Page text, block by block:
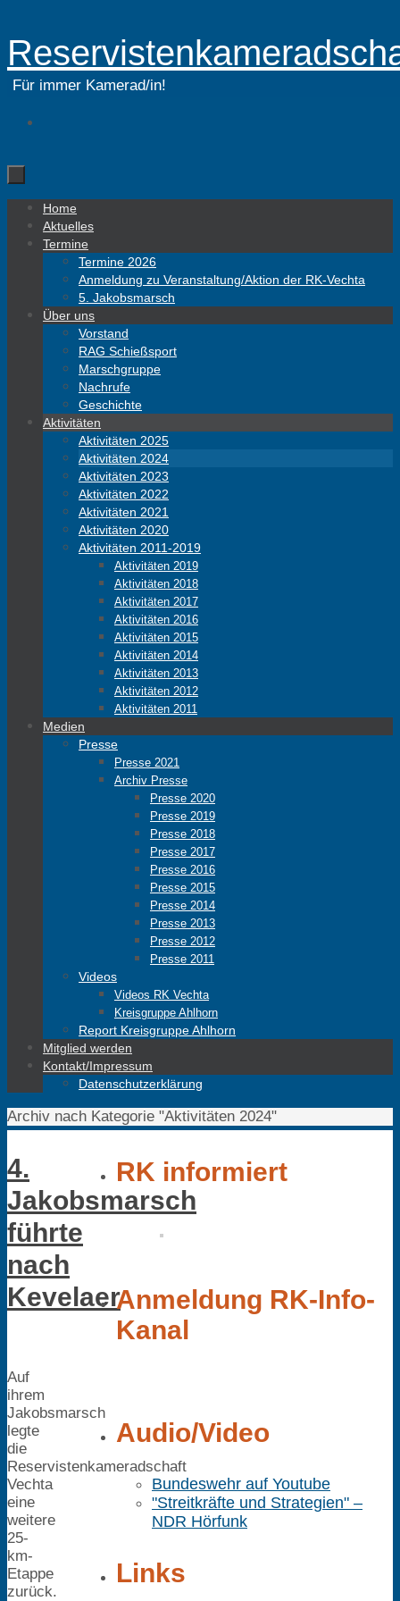
Zum
Inhalt
springen
Für immer Kamerad/in!
Zum
Inhalt
springen
Home
Aktuelles
Termine
Termine 2026
Anmeldung zu Veranstaltung/Aktion der RK-Vechta
5. Jakobsmarsch
Über uns
Vorstand
RAG Schießsport
Marschgruppe
Nachrufe
Geschichte
Aktivitäten
Aktivitäten 2025
Aktivitäten 2024
Aktivitäten 2023
Aktivitäten 2022
Aktivitäten 2021
Aktivitäten 2020
Aktivitäten 2011-2019
Aktivitäten 2019
Aktivitäten 2018
Aktivitäten 2017
Aktivitäten 2016
Aktivitäten 2015
Aktivitäten 2014
Aktivitäten 2013
Aktivitäten 2012
Aktivitäten 2011
Medien
Presse
Presse 2021
Archiv Presse
Presse 2020
Presse 2019
Presse 2018
Presse 2017
Presse 2016
Presse 2015
Presse 2014
Presse 2013
Presse 2012
Presse 2011
Videos
Videos RK Vechta
Kreisgruppe Ahlhorn
Report Kreisgruppe Ahlhorn
Mitglied werden
Kontakt/Impressum
Datenschutzerklärung
Start
Archiv nach Kategorie "Aktivitäten 2024"
4.
Jakobsmarsch
führte
nach
Kevelaer
Auf
ihrem
Jakobsmarsch
legte
die
Reservistenkameradschaft
Vechta
eine
weitere
25-
km-
Etappe
zurück.
RK informiert
Anmeldung RK-Info-
Kanal
Audio/Video
Bundeswehr auf Youtube
"Streitkräfte und Strategien" –
NDR Hörfunk
Links